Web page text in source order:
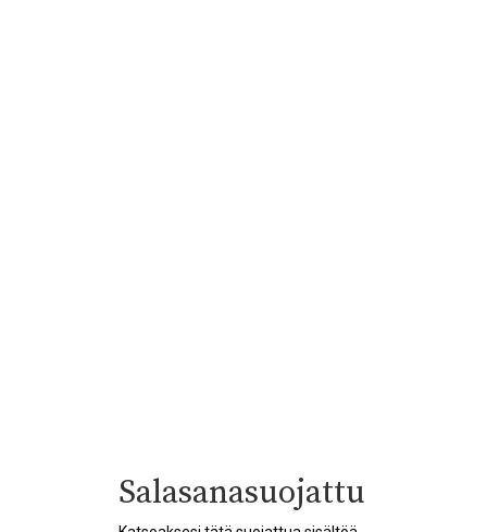
Salasanasuojattu